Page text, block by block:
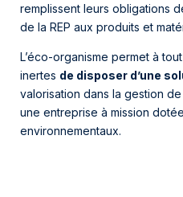
remplissent leurs obligations
de la REP aux produits et
L’éco-organisme permet à
inertes de disposer d’une
valorisation dans la gestion
une entreprise à mission
environnementaux.